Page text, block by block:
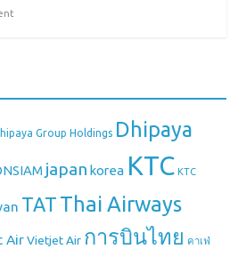
Group Holdings Dhipaya
japan korea KTC KTC
TAT Thai Airways
Air Vietjet Air การบินไทย คาเฟ่